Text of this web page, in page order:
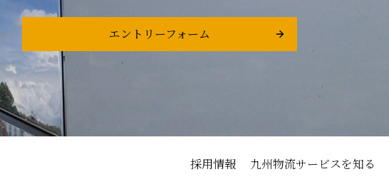
エントリーフォーム
採用情報 九州物流サービスを知る